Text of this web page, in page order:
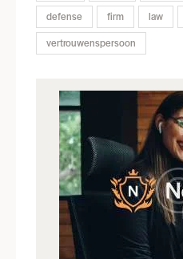
defense
firm law
vertrouwenspersoon